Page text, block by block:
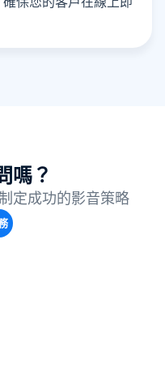
嗎？
定成功的影音策略